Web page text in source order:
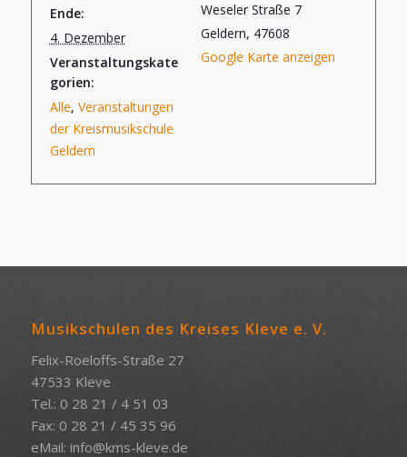
Ende:
4. Dezember
Veranstaltungskate
gorien:
Alle, Veranstaltungen
der Kreismusikschule
Geldern
Weseler Straße 7
Geldern, 47608
Google Karte anzeigen
Musikschulen des Kreises Kleve e. V.
Felix-Roeloffs-Straße 27
47533 Kleve
Tel.: 0 28 21 / 4 51 03
Fax: 0 28 21 / 45 35 96
eMail: info@kms-kleve.de